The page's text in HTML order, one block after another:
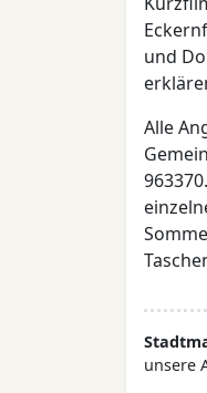
und
Alle
unsere